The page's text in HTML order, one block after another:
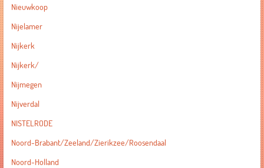
Nieuwkoop
Nijelamer
Nijkerk
Nijkerk/
Nijmegen
Nijverdal
NISTELRODE
Noord-Brabant/Zeeland/Zierikzee/Roosendaal
Noord-Holland